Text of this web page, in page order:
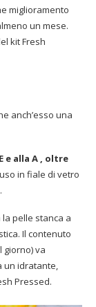
miglioramento
un mese.
kit Fresh
anch’esso una
E e alla A , oltre
in fiale di vetro
pelle stanca a
Il contenuto
giorno) va
un idratante,
Pressed.